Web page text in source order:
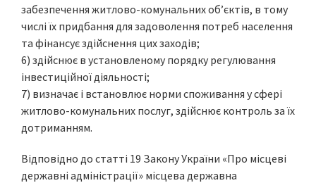
забезпечення житлово-комунальних об’єктів, в тому
числі їх придбання для задоволення потреб населення
та фінансує здійснення цих заходів;
6) здійснює в установленому порядку регулювання
інвестиційної діяльності;
7) визначає і встановлює норми споживання у сфері
житлово-комунальних послуг, здійснює контроль за їх
дотриманням.
Відповідно до статті 19 Закону України «Про місцеві
державні адміністрації» місцева державна